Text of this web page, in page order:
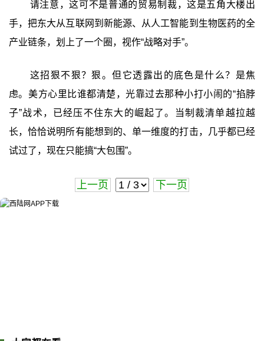
请注意，这可不是普通的贸易制裁，这是五角大楼出
手，把东大从互联网到新能源、从人工智能到生物医药的全
产业链条，划上了一个圈，视作“战略对手”。
这招狠不狠？狠。但它透露出的底色是什么？是焦
虑。美方心里比谁都清楚，光靠过去那种小打小闹的“掐脖
子”战术，已经压不住东大的崛起了。当制裁清单越拉越
长，恰恰说明所有能想到的、单一维度的打击，几乎都已经
试过了，现在只能搞“大包围”。
上一页 下一页